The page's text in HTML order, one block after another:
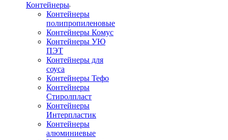
Контейнеры
Контейнеры
полипропиленовые
Контейнеры Комус
Контейнеры УЮ
ПЭТ
Контейнеры для
соуса
Контейнеры Тефо
Контейнеры
Стиролпласт
Контейнеры
Интерпластик
Контейнеры
алюминиевые